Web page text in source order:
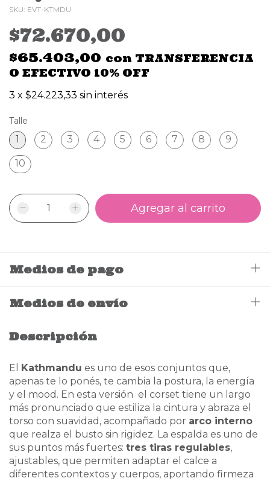
SKU: EVT-KTMDU
$72.670,00
$65.403,00 con TRANSFERENCIA
O EFECTIVO 10% OFF
3 x $24.223,33 sin interés
Talle
1 2 3 4 5 6 7 8 9
10
Medios de pago
Medios de envío
Descripción
El Kathmandu es uno de esos conjuntos que,
apenas te lo ponés, te cambia la postura, la energía
y el mood. En esta versión el corset tiene un largo
más pronunciado que estiliza la cintura y abraza el
torso con suavidad, acompañado por arco interno
que realza el busto sin rigidez. La espalda es uno de
sus puntos más fuertes: tres tiras regulables,
ajustables, que permiten adaptar el calce a
diferentes contextos y cuerpos, aportando firmeza